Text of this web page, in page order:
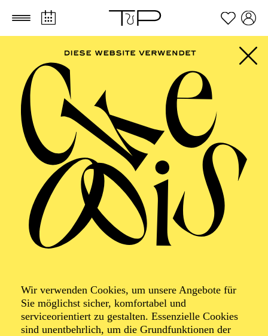
Zum Hauptinhalt springen Zum Footer springen
Wir verwenden Cookies, um unsere Angebote für
Sie möglichst sicher, komfortabel und
serviceorientiert zu gestalten. Essenzielle Cookies
sind unentbehrlich, um die Grundfunktionen der
SCHAUSPIEL ESSEN
Istanbul
Ein musikalischer Abend von Selen Kara, Torsten
Kindermann und Akın Emanuel Şipal
mit Songs von Sezen Aksu